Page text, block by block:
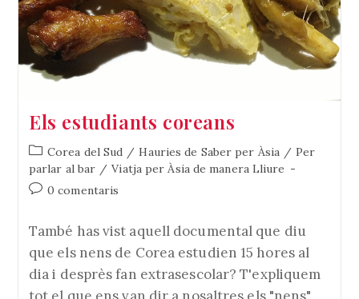
Els estudiants coreans
Categoria
de
l'entrada:
Corea del Sud / Hauries de Saber per Àsia / Per
parlar al bar / Viatja per Àsia de manera Lliure
Comentaris
l'entrada:
0 comentaris
També has vist aquell documental que diu
que els nens de Corea estudien 15 hores al
dia i desprès fan extrasescolar? T'expliquem